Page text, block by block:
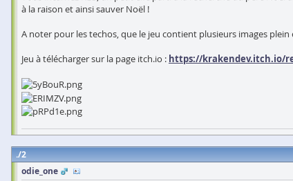
à la raison et ainsi sauver Noël !
A noter pour les techos, que le jeu contient plusieurs images
Jeu à télécharger sur la page itch.io : https://krakendev.itch.io/
2
odie_one